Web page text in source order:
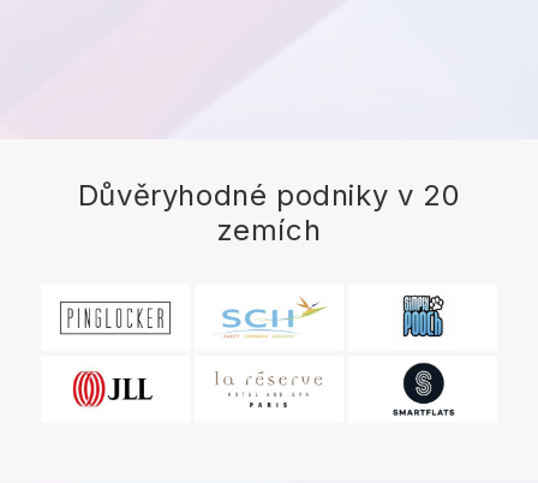
Důvěryhodné podniky v 20
zemích